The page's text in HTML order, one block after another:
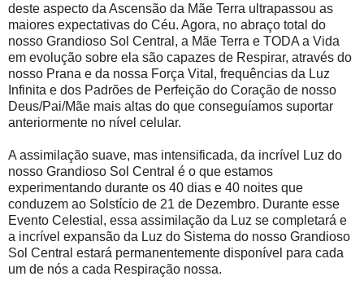
deste aspecto da Ascensão da Mãe Terra ultrapassou as
maiores expectativas do Céu. Agora, no abraço total do
nosso Grandioso Sol Central, a Mãe Terra e TODA a Vida
em evolução sobre ela são capazes de Respirar, através do
nosso Prana e da nossa Força Vital, frequências da Luz
Infinita e dos Padrões de Perfeição do Coração de nosso
Deus/Pai/Mãe mais altas do que conseguíamos suportar
anteriormente no nível celular.
A assimilação suave, mas intensificada, da incrível Luz do
nosso Grandioso Sol Central é o que estamos
experimentando durante os 40 dias e 40 noites que
conduzem ao Solstício de 21 de Dezembro. Durante esse
Evento Celestial, essa assimilação da Luz se completará e
a incrível expansão da Luz do Sistema do nosso Grandioso
Sol Central estará permanentemente disponível para cada
um de nós a cada Respiração nossa.